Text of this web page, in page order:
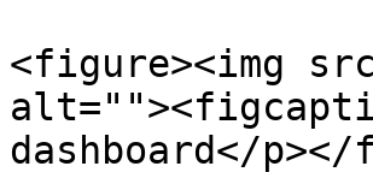
<figure><img
dashboard</